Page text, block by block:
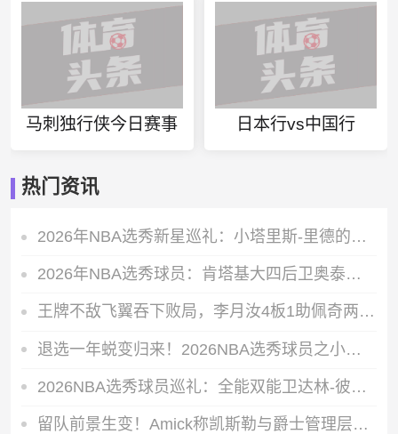
马刺独行侠今日赛事 日本行vs中国行
热门资讯
2026年NBA选秀新星巡礼：小塔里斯-里德的赛场成长轨迹全解析
2026年NBA选秀球员：肯塔基大四后卫奥泰加-奥韦的即战力价值解析
王牌不敌飞翼吞下败局，李月汝4板1助佩奇两双数据带队轻松取胜
退选一年蜕变归来！2026NBA选秀球员之小拉巴伦-菲隆实力解析
2026NBA选秀球员巡礼：全能双能卫达林-彼得森能成为下一个科比吗
留队前景生变！Amick称凯斯勒与爵士管理层存在核心分歧